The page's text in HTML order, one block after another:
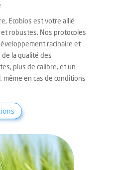
Ecobios est votre allié
robustes. Nos protocoles
racinaire et
la qualité des
plus de calibre, et un
en cas de conditions